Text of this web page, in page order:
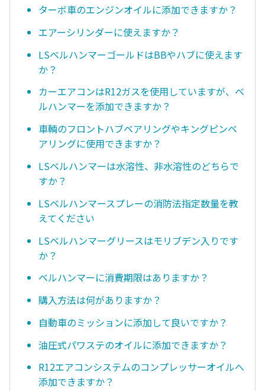
ターボ車のエンジンオイルに添加できますか？
エアーシリンダーに使えますか？
LSベルハンマーゴールドはBBやハブに使えます
か？
カーエアコンはR12ガスを使用していますが、ベ
ルハンマーを添加できますか？
車輌のフロントハブベアリングやキングピンベ
アリングに使用できますか？
LSベルハンマーは水溶性、非水溶性のどちらで
すか？
LSベルハンマースプレーの消防法指定数量を教
えてください
LSベルハンマーグリースはモリブデン入りです
か？
ベルハンマーに消費期限はありますか？
購入方法は何がありますか？
自動車のミッションに添加して良いですか？
油圧式パワステのオイルに添加できますか？
R12エアコンシステムのコンプレッサーオイルへ
添加できますか？